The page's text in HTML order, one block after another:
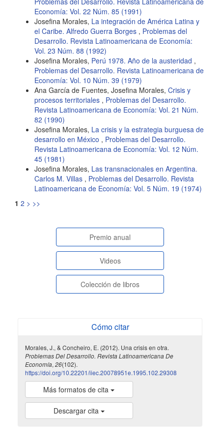
Economía: Vol. 22 Núm. 85 (1991)
Josefina Morales, La integración de América Latina y
el Caribe. Alfredo Guerra Borges , Problemas del
Desarrollo. Revista Latinoamericana de Economía:
Vol. 23 Núm. 88 (1992)
Josefina Morales, Perú 1978. Año de la austeridad ,
Problemas del Desarrollo. Revista Latinoamericana de
Economía: Vol. 10 Núm. 39 (1979)
Ana García de Fuentes, Josefina Morales, Crisis y
procesos territoriales , Problemas del Desarrollo.
Revista Latinoamericana de Economía: Vol. 21 Núm.
82 (1990)
Josefina Morales, La crisis y la estrategia burguesa de
desarrollo en México , Problemas del Desarrollo.
Revista Latinoamericana de Economía: Vol. 12 Núm.
45 (1981)
Josefina Morales, Las transnacionales en Argentina.
Carlos M. Villas , Problemas del Desarrollo. Revista
Latinoamericana de Economía: Vol. 5 Núm. 19 (1974)
1 2 > >>
paginasespeciales
Premio anual
Videos
Colección de libros
Cómo citar
Morales, J., & Concheiro, E. (2012). Una crisis en otra.
Problemas Del Desarrollo. Revista Latinoamericana De
Economía, 26(102).
https://doi.org/10.22201/iiec.20078951e.1995.102.29308
Más formatos de cita
Descargar cita